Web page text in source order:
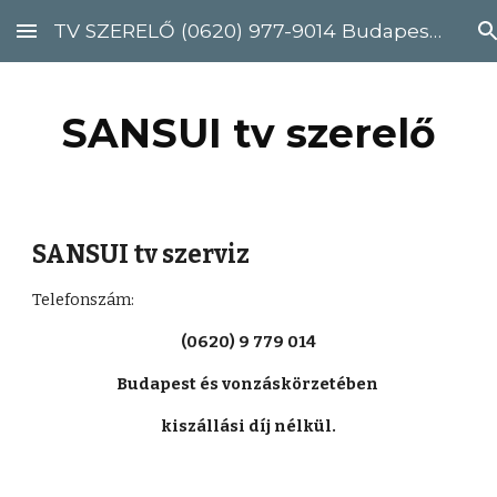
Skip to main content Skip to navigation
TV SZERELŐ (0620) 977-9014 Budapest, Pest megye
SANSUI tv szerelő
SANSUI tv szerviz
Telefonszám:
(0620) 9 779 014
Budapest és vonzáskörzetében
kiszállási díj nélkül.